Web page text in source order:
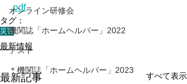
オンライン研修会
機関誌「ホームヘルパー」2022
テスト
＊機関誌「ホームヘルパー」2023
.pdf
タグ：
災害
最新情報
最新記事 すべて表示